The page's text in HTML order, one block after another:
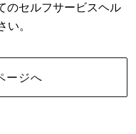
のセルフサービスヘル
。
ージへ